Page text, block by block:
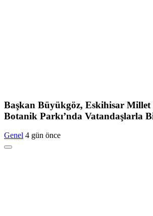
Başkan Büyükgöz, Eskihisar Millet
Botanik Parkı’nda Vatandaşlarla
Genel 4 gün önce